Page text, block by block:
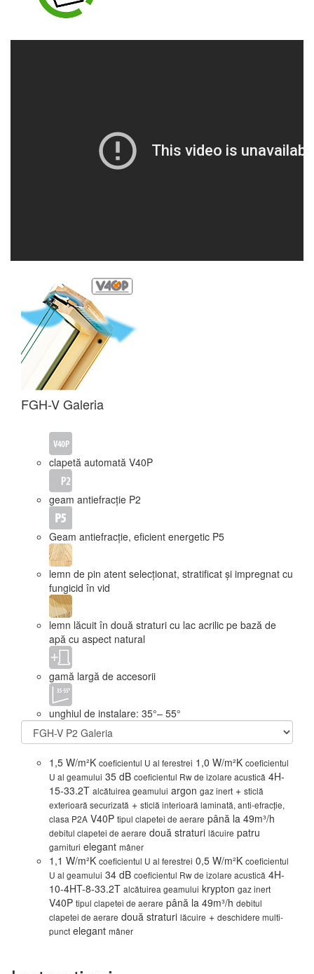
FGH-V Galeria
clapetă automată V40P
geam antiefracție P2
Geam antiefracție, eficient energetic P5
lemn de pin atent selecționat, stratificat și impregnat cu
fungicid în vid
lemn lăcuit în două straturi cu lac acrilic pe bază de
apă cu aspect natural
gamă largă de accesorii
unghiul de instalare: 35°– 55°
1,5 W/m²K coeficientul U al ferestrei 1,0 W/m²K coeficientul
U al geamului 35 dB coeficientul Rw de izolare acustică 4H-
15-33.2T alcătuirea geamului argon gaz inert + sticlă
exterioară securizată + sticlă interioară laminată, anti-efracție,
clasa P2A V40P tipul clapetei de aerare până la 49m³/h
debitul clapetei de aerare două straturi lăcuire patru
garnituri elegant mâner
1,1 W/m²K coeficientul U al ferestrei 0,5 W/m²K coeficientul
U al geamului 34 dB coeficientul Rw de izolare acustică 4H-
10-4HT-8-33.2T alcătuirea geamului krypton gaz inert
V40P tipul clapetei de aerare până la 49m³/h debitul
clapetei de aerare două straturi lăcuire + deschidere multi-
punct elegant mâner